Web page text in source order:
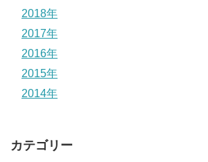
2018年
2017年
2016年
2015年
2014年
カテゴリー